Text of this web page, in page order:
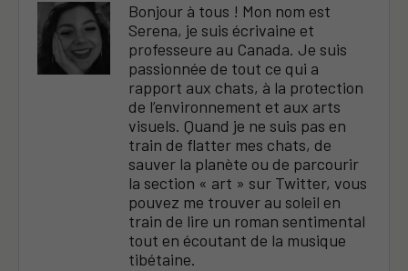
Bonjour à tous ! Mon nom est
Serena, je suis écrivaine et
professeure au Canada. Je suis
passionnée de tout ce qui a
rapport aux chats, à la protection
de l’environnement et aux arts
visuels. Quand je ne suis pas en
train de flatter mes chats, de
sauver la planète ou de parcourir
la section « art » sur Twitter, vous
pouvez me trouver au soleil en
train de lire un roman sentimental
tout en écoutant de la musique
tibétaine.